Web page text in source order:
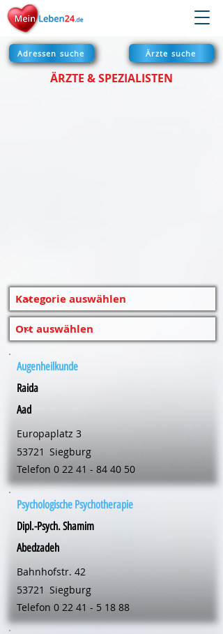
Adressen suche Ärzte suche
ÄRZTE & SPEZIALISTEN
Augenheilkunde
Raida
Aad
Europaplatz 3
53721 Siegburg
Telefon 0 22 41 - 84 40 50
Psychologische Psychotherapie
Dipl.-Psych. Shamim
Abedzadeh
Bahnhofstr. 42
53721 Siegburg
Telefon 0 22 41 - 5 18 88